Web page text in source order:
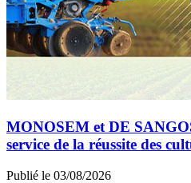
MONOSEM et DE
service de la réussite des
Publié le 03/08/2026